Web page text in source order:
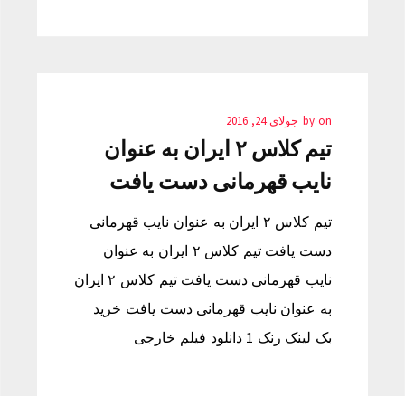
by on جولای 24, 2016
تیم کلاس ۲ ایران به عنوان
نایب قهرمانی دست یافت
تیم کلاس ۲ ایران به عنوان نایب قهرمانی
دست یافت تیم کلاس ۲ ایران به عنوان
نایب قهرمانی دست یافت تیم کلاس ۲ ایران
به عنوان نایب قهرمانی دست یافت خرید
بک لینک رنک 1 دانلود فیلم خارجی